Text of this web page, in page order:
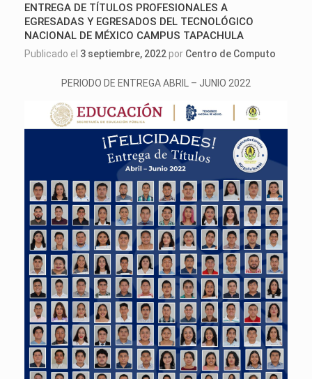
ENTREGA DE TÍTULOS PROFESIONALES A
EGRESADAS Y EGRESADOS DEL TECNOLÓGICO
NACIONAL DE MÉXICO CAMPUS TAPACHULA
Publicado el 3 septiembre, 2022por Centro de Computo
PERIODO DE ENTREGA ABRIL – JUNIO 2022